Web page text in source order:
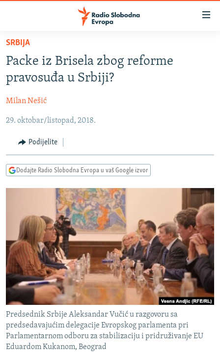
Pređite
glavni
sadržaj
Pređite
na
navigaciju
Pređite
pretragu
VIJESTI
BOSNA I HERCEGOVINA
SRBIJA
KOSOVO
CRNA GORA
VIZUELNO
FOTOGALERIJE
PODCASTI
RAT U UKRAJINI
KINA NA BALKANU
RSE PRIČE IZ SVIJETA
ISPRIČAJ MI
DNEVNO@RSE
SPECIJALI RSE
VIŠE OD NASLOVA
GENOCID U SREBRENICI
POPLAVE I KLIZIŠTA U BIH 2024.
TV LIBERTY
PRATITE NAS
Sve RFE/RL stranice
SRBIJA
Packe iz Brisela zbog reforme
pravosuđa u Srbiji?
Milan Nešić
29. oktobar/listopad, 2018.
Podijelite
Dodajte Radio Slobodna Evropa u vaš Google izvor
Predsednik Srbije Aleksandar Vučić u razgovoru sa
predsedavajućim delegacije Evropskog parlamenta pri
Parlamentarnom odboru za stabilizaciju i pridruživanje EU
Eduardom Kukanom, Beograd